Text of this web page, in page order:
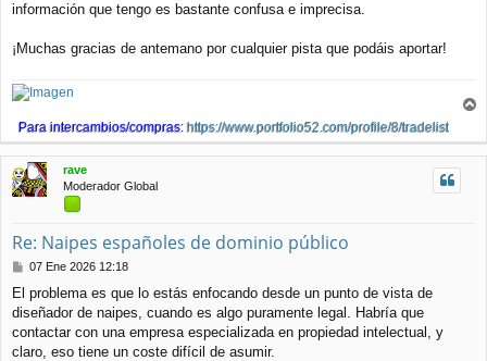
información que tengo es bastante confusa e imprecisa.
¡Muchas gracias de antemano por cualquier pista que podáis aportar!
Para intercambios/compras: https://www.portfolio52.com/profile/8/tradelist
r
i
rave
Moderador Global
Re: Naipes españoles de dominio público
M
s
a
j
07 Ene 2026 12:18
El problema es que lo estás enfocando desde un punto de vista de
diseñador de naipes, cuando es algo puramente legal. Habría que
contactar con una empresa especializada en propiedad intelectual, y
claro, eso tiene un coste difícil de asumir.